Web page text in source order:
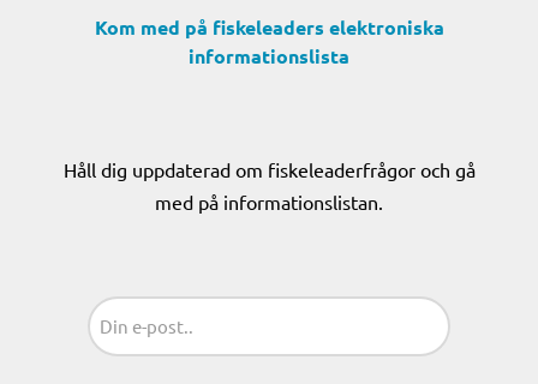
Kom med på fiskeleaders elektroniska
informationslista
Håll dig uppdaterad om fiskeleaderfrågor och gå
med på informationslistan.
Sähköposti